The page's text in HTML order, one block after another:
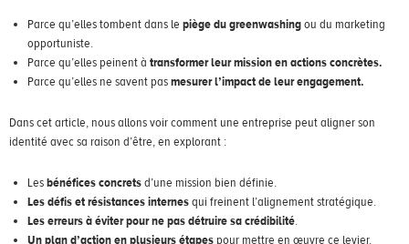
Parce qu’elles tombent dans le piège du greenwashingou du marketing
opportuniste.
Parce qu’elles peinent à transformer leur mission en actions concrètes.
Parce qu’elles ne savent pasmesurer l’impact de leur engagement.
Dans cet article, nous allons voir comment une entreprise peut aligner son
identité avec sa raison d’être, en explorant :
Lesbénéfices concretsd’une mission bien définie.
Les défis et résistances internesqui freinent l’alignement stratégique.
Les erreurs à éviter pour ne pas détruire sa crédibilité.
Un plan d’action en plusieurs étapes pour mettre en œuvre ce levier.